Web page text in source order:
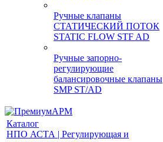
Ручные клапаны
СТАТИЧЕСКИЙ ПОТОК
STATIC FLOW STF AD
Ручные запорно-
регулирующие
балансировочные клапаны
SMP ST/AD
Каталог
НПО АСТА | Регулирующая и